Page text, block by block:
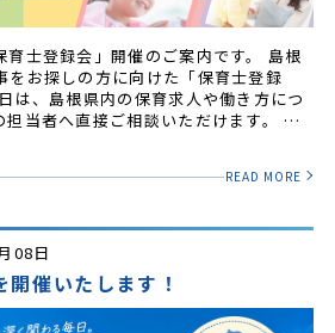
育士登録会」開催のご案内です。 島根
をお探しの方に向けた「保育士登録
は、島根県内の保育求人や働き方につ
担当者へ直接ご相談いただけます。 …
READ MORE
08日
催いたします！